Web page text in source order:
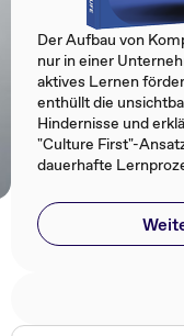
Der Aufbau von
nur in einer
aktives Lernen
enthüllt die
Hindernisse und
"Culture First"-
dauerhafte